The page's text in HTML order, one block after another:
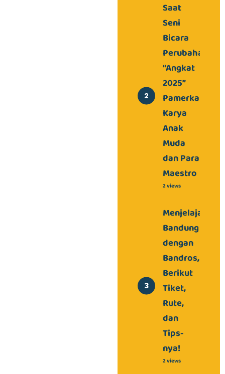
Saat
Seni
Bicara
Perubahan,
“Angkat
2025”
Pamerkan
Karya
Anak
Muda
dan Para
Maestro
2 views
Menjelajahi
Bandung
dengan
Bandros,
Berikut
Tiket,
Rute,
dan
Tips-
nya!
2 views